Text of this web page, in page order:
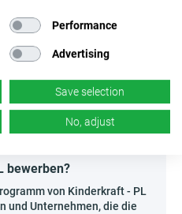
Gadgets zeigen,
Newslettern sowie
sicherer Produkte für
sind praktische
2024“ und authentische
in die vorgestellten
Kinderkraft - PL das
und maximiere deine
bewerben?
von Kinderkraft - PL
und Unternehmen, die die
Performance
Advertising
Save selection
No, adjust